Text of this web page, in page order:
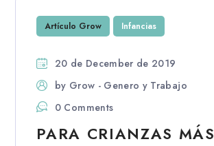
Artículo Grow Infancias
20 de December de 2019
by Grow - Genero y Trabajo
0 Comments
PARA CRIANZAS MÁS